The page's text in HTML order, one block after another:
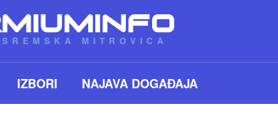
MITROVICA
IZBORI NAJAVA DOGAĐAJA